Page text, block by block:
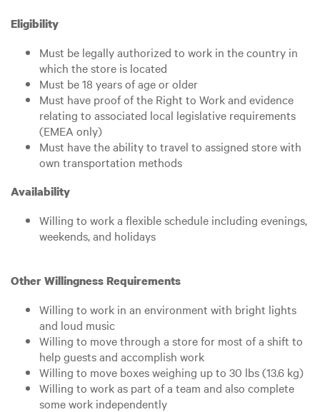
Eligibility
Must be legally authorized to work in the country in
which the store is located
Must be 18 years of age or older
Must have proof of the Right to Work and evidence
relating to associated local legislative requirements
(EMEA only)
Must have the ability to travel to assigned store with
own transportation methods
Availability
Willing to work a flexible schedule including evenings,
weekends, and holidays
Other Willingness Requirements
Willing to work in an environment with bright lights
and loud music
Willing to move through a store for most of a shift to
help guests and accomplish work
Willing to move boxes weighing up to 30 lbs (13.6 kg)
Willing to work as part of a team and also complete
some work independently